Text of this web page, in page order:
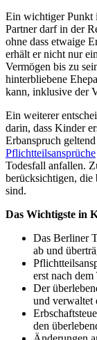
Ein wichtiger Punkt
Partner darf in der
ohne dass etwaige
erhält er nicht nur
Vermögen bis zu
hinterbliebene
kann, inklusive der
Ein weiterer
darin, dass Kinder
Erbanspruch
Pflichtteilsansprüche
Todesfall anfallen.
berücksichtigen, die
sind.
Das Wichtigste in
Das Berliner
ab und
erst nach
Der
und verwaltet
den